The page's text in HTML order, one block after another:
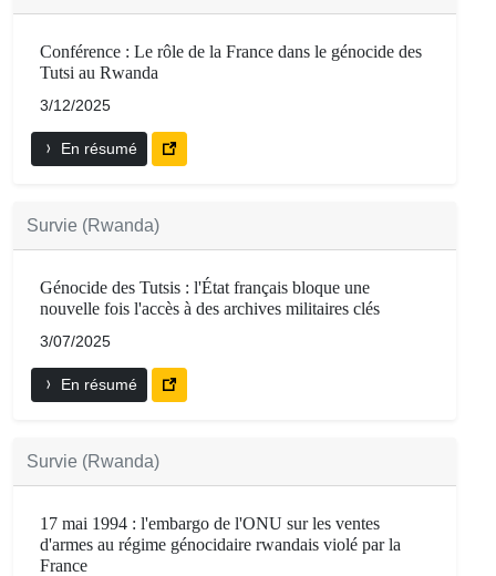
Conférence : Le rôle de la France dans le génocide des
Tutsi au Rwanda
3/12/2025
En résumé
Survie (Rwanda)
Génocide des Tutsis : l'État français bloque une
nouvelle fois l'accès à des archives militaires clés
3/07/2025
En résumé
Survie (Rwanda)
17 mai 1994 : l'embargo de l'ONU sur les ventes
d'armes au régime génocidaire rwandais violé par la
France